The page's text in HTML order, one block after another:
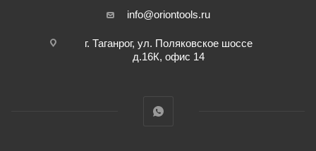
info@oriontools.ru
г. Таганрог, ул. Поляковское шоссе
д.16К, офис 14